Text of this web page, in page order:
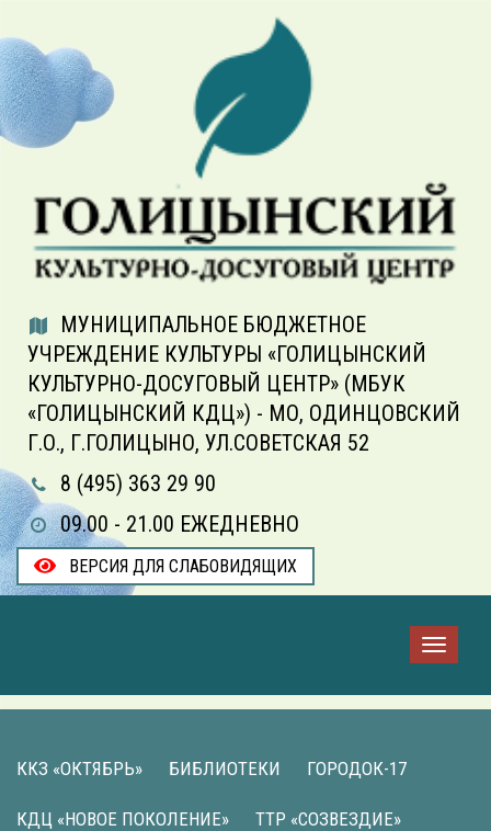
МУНИЦИПАЛЬНОЕ БЮДЖЕТНОЕ
УЧРЕЖДЕНИЕ КУЛЬТУРЫ «ГОЛИЦЫНСКИЙ
КУЛЬТУРНО-ДОСУГОВЫЙ ЦЕНТР» (МБУК
«ГОЛИЦЫНСКИЙ КДЦ») - МО, ОДИНЦОВСКИЙ
Г.О., Г.ГОЛИЦЫНО, УЛ.СОВЕТСКАЯ 52
8 (495) 363 29 90
09.00 - 21.00 ЕЖЕДНЕВНО
ВЕРСИЯ ДЛЯ СЛАБОВИДЯЩИХ
ККЗ «ОКТЯБРЬ» БИБЛИОТЕКИ ГОРОДОК-17
КДЦ «НОВОЕ ПОКОЛЕНИЕ» ТТР «СОЗВЕЗДИЕ»